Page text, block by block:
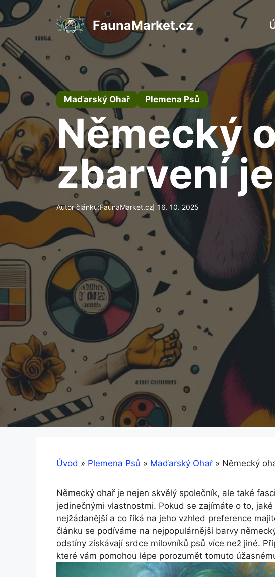
Přeskočit
na
obsah
FaunaMarket.cz
Maďarský Ohař Plemena Psů
Německý
zbarvení
Autor článku:FaunaMarket.cz 16. 10. 2025
Úvod » Plemena Psů » Maďarský Ohař » Německý
Německý ohař je nejen skvělý společník, ale také
jedinečnými vlastnostmi. Pokud se zajímáte o to,
nejžádanější a co říká na jeho vzhled preference
článku se podíváme na nejpopulárnější barvy
odstíny získávají srdce milovníků psů více než jiné.
které vám pomohou lépe porozumět tomuto